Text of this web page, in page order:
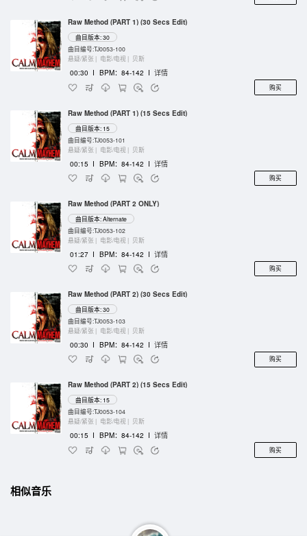
Raw Method (PART 1) (30 Secs Edit)
曲目版本: 30
曲目编号:TJ0053-100
悬疑/紧张 | 电影/电视 | 贝斯
00:30 I BPM：84-142 I 详情
购买
Raw Method (PART 1) (15 Secs Edit)
曲目版本: 15
曲目编号:TJ0053-101
悬疑/紧张 | 电影/电视 | 贝斯
00:15 I BPM：84-142 I 详情
购买
Raw Method (PART 2 ONLY)
曲目版本: Alternate
曲目编号:TJ0053-102
悬疑/紧张 | 电影/电视 | 贝斯
01:27 I BPM：84-142 I 详情
购买
Raw Method (PART 2) (30 Secs Edit)
曲目版本: 30
曲目编号:TJ0053-103
悬疑/紧张 | 电影/电视 | 贝斯
00:30 I BPM：84-142 I 详情
购买
Raw Method (PART 2) (15 Secs Edit)
曲目版本: 15
曲目编号:TJ0053-104
悬疑/紧张 | 电影/电视 | 贝斯
00:15 I BPM：84-142 I 详情
购买
相似音乐